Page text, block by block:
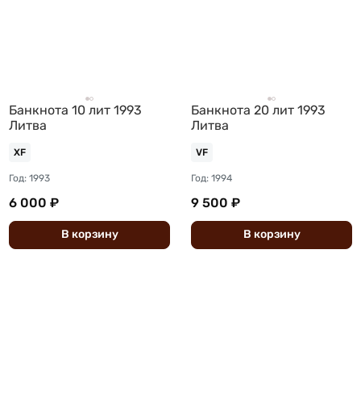
Банкнота 10 лит 1993
Литва
XF
Год: 1993
6 000 ₽
В корзину
Банкнота 20 лит 1993
Литва
VF
Год: 1994
9 500 ₽
В корзину